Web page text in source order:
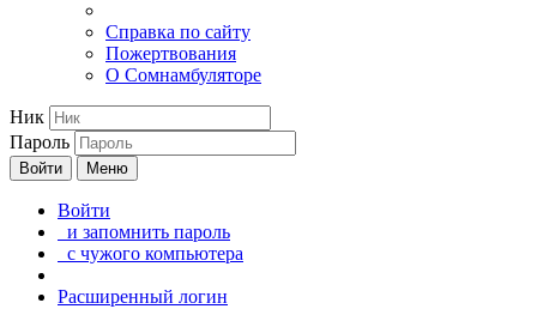
Справка по сайту
Пожертвования
О Сомнамбуляторе
Ник
Пароль
Войти Меню
Войти
и запомнить пароль
с чужого компьютера
Расширенный логин